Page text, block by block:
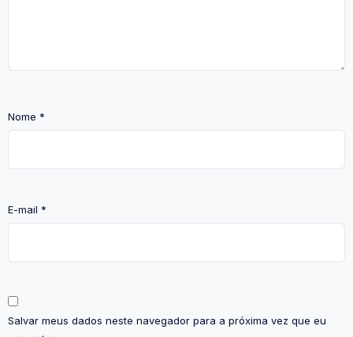
Nome *
E-mail *
Salvar meus dados neste navegador para a próxima vez que eu